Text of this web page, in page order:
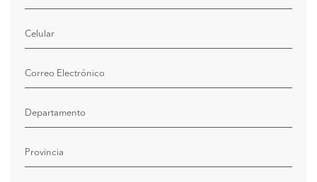
Celular
Correo Electrónico
Departamento
Provincia